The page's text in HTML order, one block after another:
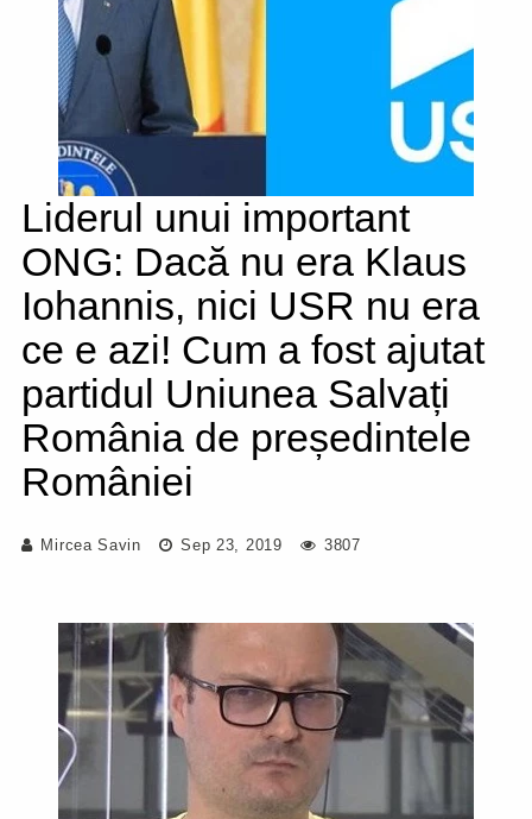
Liderul unui important
ONG: Dacă nu era Klaus
Iohannis, nici USR nu era
ce e azi! Cum a fost ajutat
partidul Uniunea Salvați
România de președintele
României
Mircea Savin Sep 23, 2019 3807